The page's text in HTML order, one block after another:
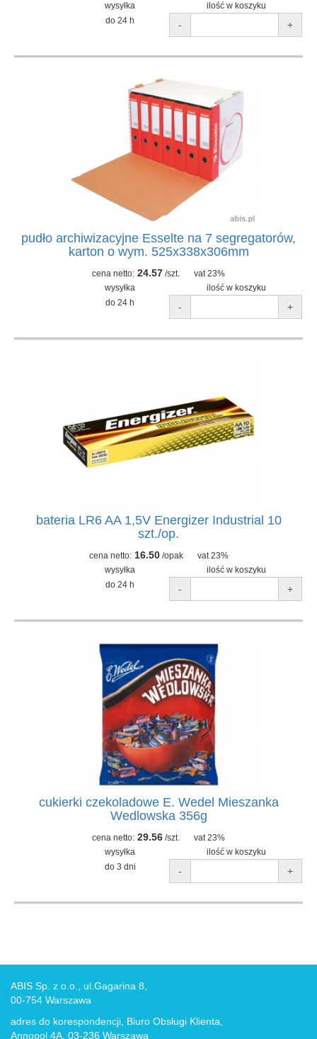
wysyłka
ilość w koszyku
do 24 h
- +
pudło archiwizacyjne Esselte na 7 segregatorów,
karton o wym. 525x338x306mm
cena netto: 24.57 /szt.
vat 23%
wysyłka
ilość w koszyku
do 24 h
- +
bateria LR6 AA 1,5V Energizer Industrial 10
szt./op.
cena netto: 16.50/opak
vat 23%
wysyłka
ilość w koszyku
do 24 h
- +
cukierki czekoladowe E. Wedel Mieszanka
Wedlowska 356g
cena netto: 29.56 /szt.
vat 23%
wysyłka
ilość w koszyku
do 3 dni
- +
ABIS Sp. z o.o., ul.Gagarina 8,
00-754 Warszawa
adres do korespondencji, Biuro Obsługi Klienta,
Annopol 4A, 03-236 Warszawa